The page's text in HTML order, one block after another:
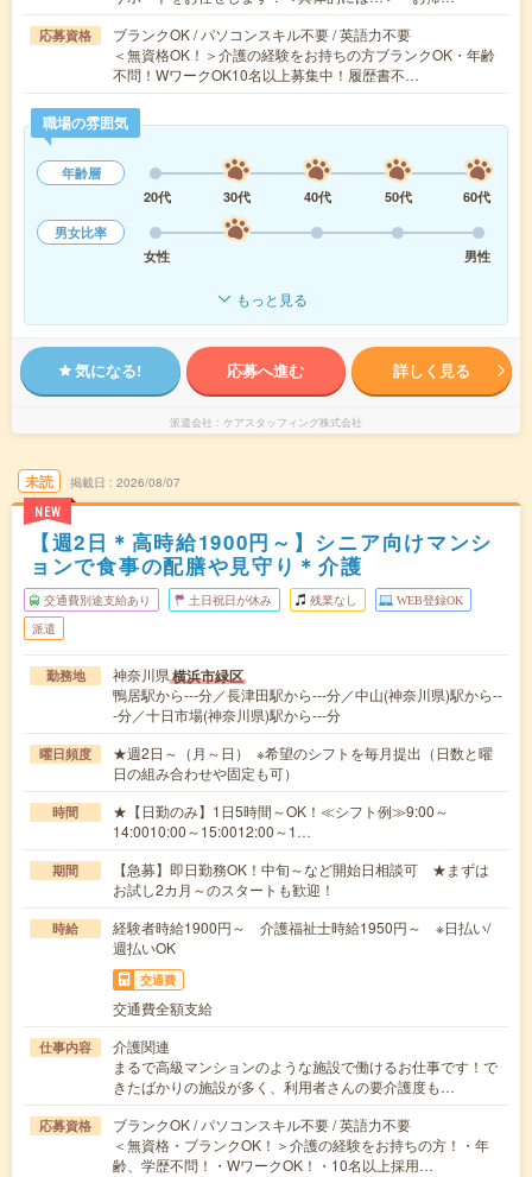
応募資格
ブランクOK / パソコンスキル不要 / 英語力不要
＜無資格OK！＞介護の経験をお持ちの方ブランクOK・年齢
不問！WワークOK10名以上募集中！履歴書不…
職場の雰囲気
年齢層
20代
30代 40代 50代
60代
男女比率
女性
男性
もっと見る
気になる! 応募へ進む 詳しく見る
派遣会社 ケアスタッフィング株式会社
未読
NEW
掲載日 2026/08/07
【週2日＊高時給1900円～】シニア向けマンシ
ョンで食事の配膳や見守り＊介護
交通費別途支給あり 土日祝日が休み 残業なし WEB登録OK
派遣
勤務地 神奈川県横浜市緑区
鴨居駅から---分／長津田駅から---分／中山(神奈川県)駅から--
-分／十日市場(神奈川県)駅から---分
曜日頻度
★週2日～（月～日） ※希望のシフトを毎月提出（日数と曜
日の組み合わせや固定も可）
時間
★【日勤のみ】1日5時間～OK！≪シフト例≫9:00～
14:0010:00～15:0012:00～1…
期間
【急募】即日勤務OK！中旬～など開始日相談可 ★まずは
お試し2カ月～のスタートも歓迎！
時給
経験者時給1900円～ 介護福祉士時給1950円～ ※日払い/
週払いOK
交通費
交通費全額支給
仕事内容
介護関連
まるで高級マンションのような施設で働けるお仕事です！で
きたばかりの施設が多く、利用者さんの要介護度も…
応募資格
ブランクOK / パソコンスキル不要 / 英語力不要
＜無資格・ブランクOK！＞介護の経験をお持ちの方！・年
齢、学歴不問！・WワークOK！・10名以上採用…